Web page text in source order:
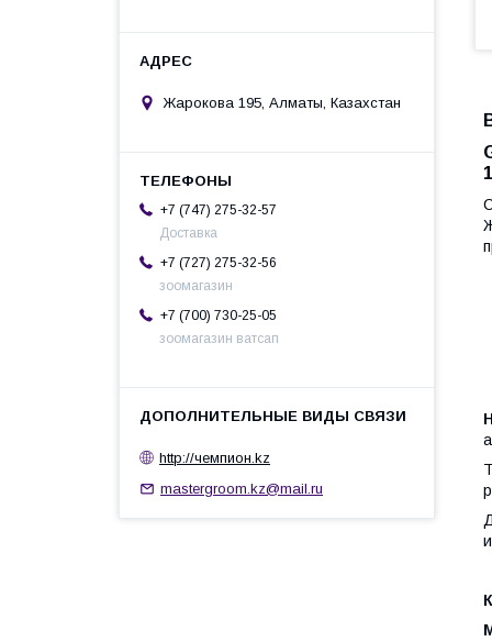
Жарокова 195, Алматы, Казахстан
+7 (747) 275-32-57
Доставка
+7 (727) 275-32-56
зоомагазин
+7 (700) 730-25-05
зоомагазин ватсап
http://чемпион.kz
mastergroom.kz@mail.ru